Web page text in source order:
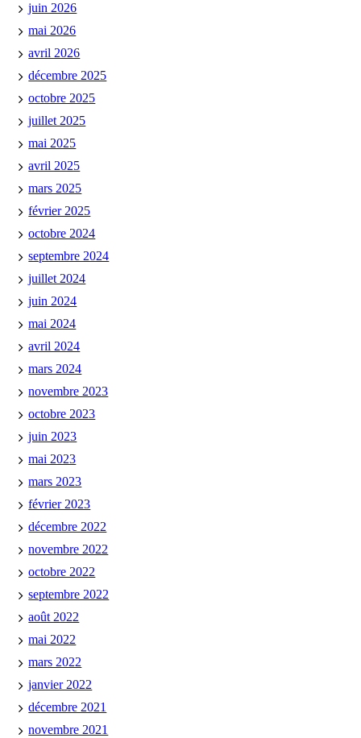
juin 2026
mai 2026
avril 2026
décembre 2025
octobre 2025
juillet 2025
mai 2025
avril 2025
mars 2025
février 2025
octobre 2024
septembre 2024
juillet 2024
juin 2024
mai 2024
avril 2024
mars 2024
novembre 2023
octobre 2023
juin 2023
mai 2023
mars 2023
février 2023
décembre 2022
novembre 2022
octobre 2022
septembre 2022
août 2022
mai 2022
mars 2022
janvier 2022
décembre 2021
novembre 2021